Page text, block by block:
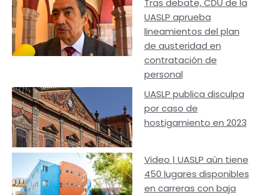
Tras debate, CDU de la
UASLP aprueba
lineamientos del plan
de austeridad en
contratación de
personal
UASLP publica disculpa
por caso de
hostigamiento en 2023
Video | UASLP aún tiene
450 lugares disponibles
en carreras con baja